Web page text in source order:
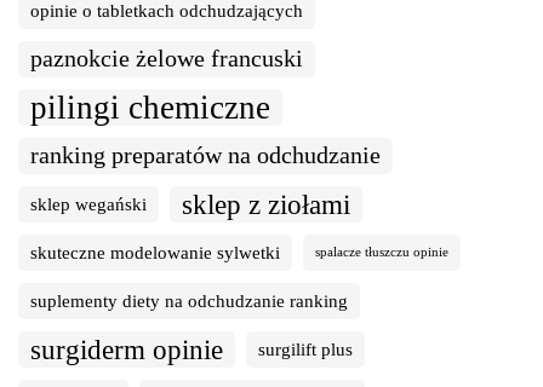
opinie o tabletkach odchudzających
paznokcie żelowe francuski
pilingi chemiczne
ranking preparatów na odchudzanie
sklep wegański sklep z ziołami
skuteczne modelowanie sylwetki spalacze tłuszczu opinie
suplementy diety na odchudzanie ranking
surgiderm opinie surgilift plus